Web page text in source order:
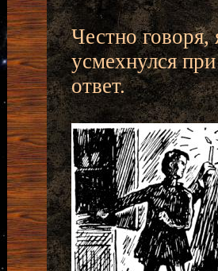
Честно говоря,
усмехнулся
ответ.